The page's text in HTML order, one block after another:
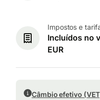
Impostos e
Incluídos no
EUR
Câmbio efetivo